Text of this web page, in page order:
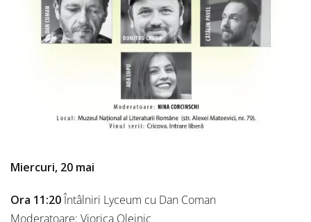
Miercuri, 20 mai
Ora 11:20Întâlniri Lyceum cu Dan Coman
Moderatoare: Viorica Oleinic